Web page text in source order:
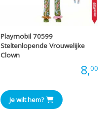
Playmobil 70599
Steltenlopende Vrouwelijke
Clown
8,00
Je wilt hem?